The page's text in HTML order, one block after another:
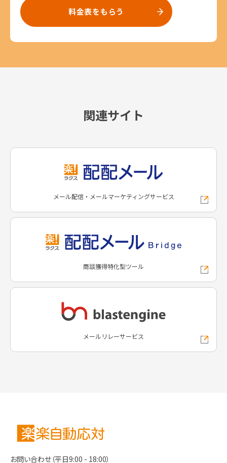
料金表をもらう
関連サイト
メール配信・メールマーケティングサービス
商談獲得特化型ツール
メールリレーサービス
お問い合わせ（平日9:00 - 18:00）